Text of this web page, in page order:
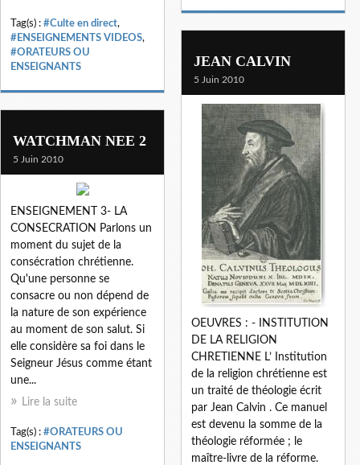
Tag(s) : #Culte en direct,
#ENSEIGNEMENTS VIDEOS,
#ORATEURS OU
ENSEIGNANTS
JEAN CALVIN
5 Juin 2010
OEUVRES : - INSTITUTION
DE LA RELIGION
CHRETIENNE L’ Institution
de la religion chrétienne est
un traité de théologie écrit
par Jean Calvin . Ce manuel
est devenu la somme de la
théologie réformée ; le
maître-livre de la réforme.
WATCHMAN NEE 2
5 Juin 2010
ENSEIGNEMENT 3- LA
CONSECRATION Parlons un
moment du sujet de la
consécration chrétienne.
Qu'une personne se
consacre ou non dépend de
la nature de son expérience
au moment de son salut. Si
elle considère sa foi dans le
Seigneur Jésus comme étant
une...
Lire la suite
Tag(s) : #ORATEURS OU
ENSEIGNANTS